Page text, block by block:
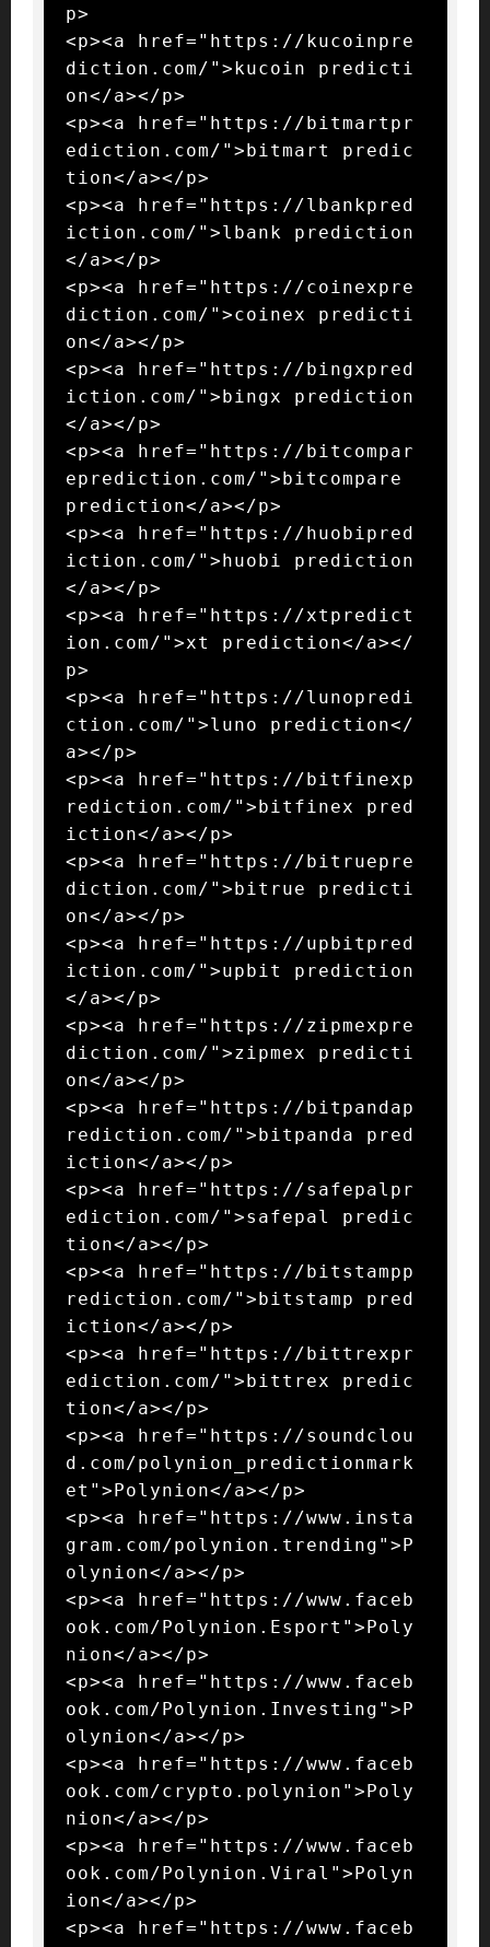
p>
<p><a href="https://kucoinpre
diction.com/">kucoin predicti
on</a></p>
<p><a href="https://bitmartpr
ediction.com/">bitmart predic
tion</a></p>
<p><a href="https://lbankpred
iction.com/">lbank prediction
</a></p>
<p><a href="https://coinexpre
diction.com/">coinex predicti
on</a></p>
<p><a href="https://bingxpred
iction.com/">bingx prediction
</a></p>
<p><a href="https://bitcompar
eprediction.com/">bitcompare
prediction</a></p>
<p><a href="https://huobipred
iction.com/">huobi prediction
</a></p>
<p><a href="https://xtpredict
ion.com/">xt prediction</a></
p>
<p><a href="https://lunopredi
ction.com/">luno prediction</
a></p>
<p><a href="https://bitfinexp
rediction.com/">bitfinex pred
iction</a></p>
<p><a href="https://bitruepre
diction.com/">bitrue predicti
on</a></p>
<p><a href="https://upbitpred
iction.com/">upbit prediction
</a></p>
<p><a href="https://zipmexpre
diction.com/">zipmex predicti
on</a></p>
<p><a href="https://bitpandap
rediction.com/">bitpanda pred
iction</a></p>
<p><a href="https://safepalpr
ediction.com/">safepal predic
tion</a></p>
<p><a href="https://bitstampp
rediction.com/">bitstamp pred
iction</a></p>
<p><a href="https://bittrexpr
ediction.com/">bittrex predic
tion</a></p>
<p><a href="https://soundclou
d.com/polynion_predictionmark
et">Polynion</a></p>
<p><a href="https://www.insta
gram.com/polynion.trending">P
olynion</a></p>
<p><a href="https://www.faceb
ook.com/Polynion.Esport">Poly
nion</a></p>
<p><a href="https://www.faceb
ook.com/Polynion.Investing">P
olynion</a></p>
<p><a href="https://www.faceb
ook.com/crypto.polynion">Poly
nion</a></p>
<p><a href="https://www.faceb
ook.com/Polynion.Viral">Polyn
ion</a></p>
<p><a href="https://www.faceb